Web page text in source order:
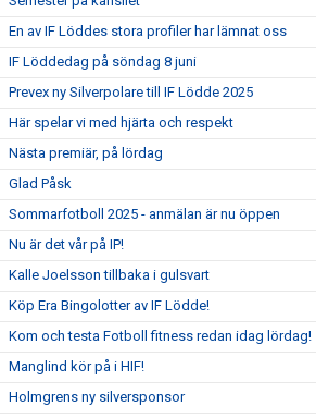
En av IF Löddes stora profiler har lämnat oss
IF Löddedag på söndag 8 juni
Prevex ny Silverpolare till IF Lödde 2025
Här spelar vi med hjärta och respekt
Nästa premiär, på lördag
Glad Påsk
Sommarfotboll 2025 - anmälan är nu öppen
Nu är det vår på IP!
Kalle Joelsson tillbaka i gulsvart
Köp Era Bingolotter av IF Lödde!
Kom och testa Fotboll fitness redan idag lördag!
Manglind kör på i HIF!
Holmgrens ny silversponsor